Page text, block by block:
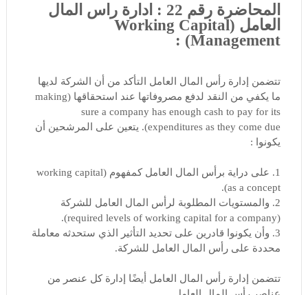
المحاضرة رقم 22 : ادارة رأس المال
العامل (Working Capital
Management) :
تتضمن إدارة رأس المال العامل التأكد من أن الشركة لديها
ما يكفي من النقد لدفع مصروفاتها عند استحقاقها (making
sure a company has enough cash to pay for its
expenditures as they come due). يتعين على المرشحين أن
يكونوا :
1. على دراية برأس المال العامل كمفهوم (working capital
as a concept).
2. والمستويات المطلوبة لرأس المال العامل للشركة
(required levels of working capital for a company).
3. وأن يكونوا قادرين على تحديد التأثير الذي ستحدثه معاملة
محددة على رأس المال العامل للشركة.
تتضمن إدارة رأس المال العامل أيضًا إدارة كل عنصر من